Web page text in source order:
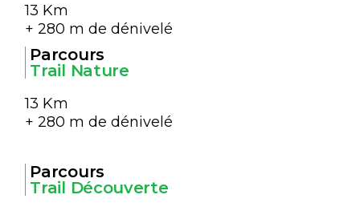
13 Km
+ 280 m de dénivelé
Parcours
Trail Nature
13 Km
+ 280 m de dénivelé
Parcours
Trail Découverte